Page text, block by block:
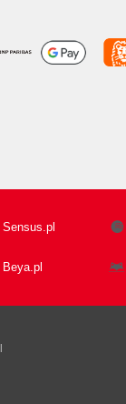
Sensus.pl
Beya.pl